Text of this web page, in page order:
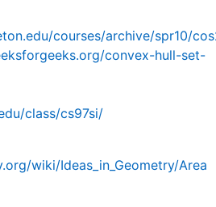
courses/archive/spr10/
convex-hull-set-
class/cs97si/
wiki/Ideas_in_Geometry/Area